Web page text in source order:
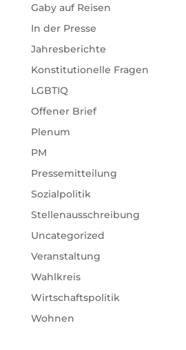
Gaby auf Reisen
In der Presse
Jahresberichte
Konstitutionelle Fragen
LGBTIQ
Offener Brief
Plenum
PM
Pressemitteilung
Sozialpolitik
Stellenausschreibung
Uncategorized
Veranstaltung
Wahlkreis
Wirtschaftspolitik
Wohnen